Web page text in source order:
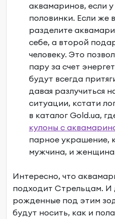
аквамаринов, если
половинки. Если же
разделите
себе, а второй
человеку. Это
пару за счет
будут всегда
давая разлучиться
ситуации, кстати
в каталог Gold.ua,
кулоны с
парное украшение,
мужчина, и
Интересно, что
подходит Стрельцам. И
рожденные под этим
будут носить, как и